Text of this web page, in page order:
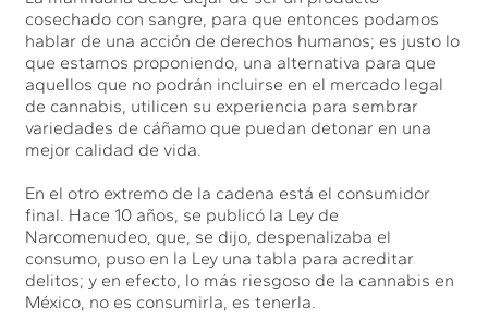
cosechado con sangre, para que entonces podamos
hablar de una acción de derechos humanos; es justo lo
que estamos proponiendo, una alternativa para que
aquellos que no podrán incluirse en el mercado legal
de cannabis, utilicen su experiencia para sembrar
variedades de cáñamo que puedan detonar en una
mejor calidad de vida.
En el otro extremo de la cadena está el consumidor
final. Hace 10 años, se publicó la Ley de
Narcomenudeo, que, se dijo, despenalizaba el
consumo, puso en la Ley una tabla para acreditar
delitos; y en efecto, lo más riesgoso de la cannabis en
México, no es consumirla, es tenerla.